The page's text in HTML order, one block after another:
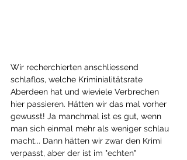
Wir recherchierten anschliessend
schlaflos, welche Kriminialitätsrate
Aberdeen hat und wieviele Verbrechen
hier passieren. Hätten wir das mal vorher
gewusst! Ja manchmal ist es gut, wenn
man sich einmal mehr als weniger schlau
macht... Dann hätten wir zwar den Krimi
verpasst, aber der ist im "echten"